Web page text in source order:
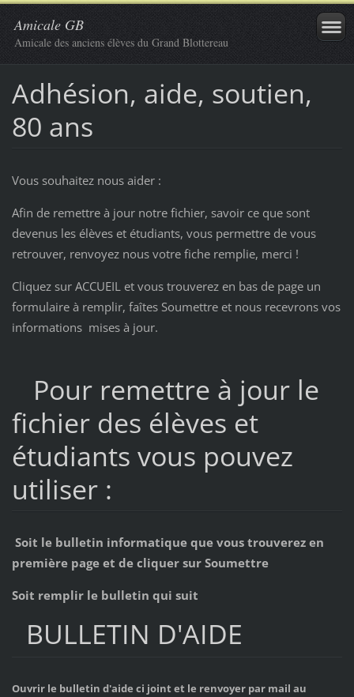
Amicale GB
Amicale des anciens élèves du Grand Blottereau
Adhésion, aide, soutien,
80 ans
Vous souhaitez nous aider :
Afin de remettre à jour notre fichier, savoir ce que sont
devenus les élèves et étudiants, vous permettre de vous
retrouver, renvoyez nous votre fiche remplie, merci !
Cliquez sur ACCUEIL et vous trouverez en bas de page un
formulaire à remplir, faîtes Soumettre et nous recevrons vos
informations mises à jour.
Pour remettre à jour le
fichier des élèves et
étudiants vous pouvez
utiliser :
Soit le bulletin informatique que vous trouverez en
première page et de cliquer sur Soumettre
Soit remplir le bulletin qui suit
BULLETIN D'AIDE
Ouvrir le bulletin d'aide ci joint et le renvoyer par mail au